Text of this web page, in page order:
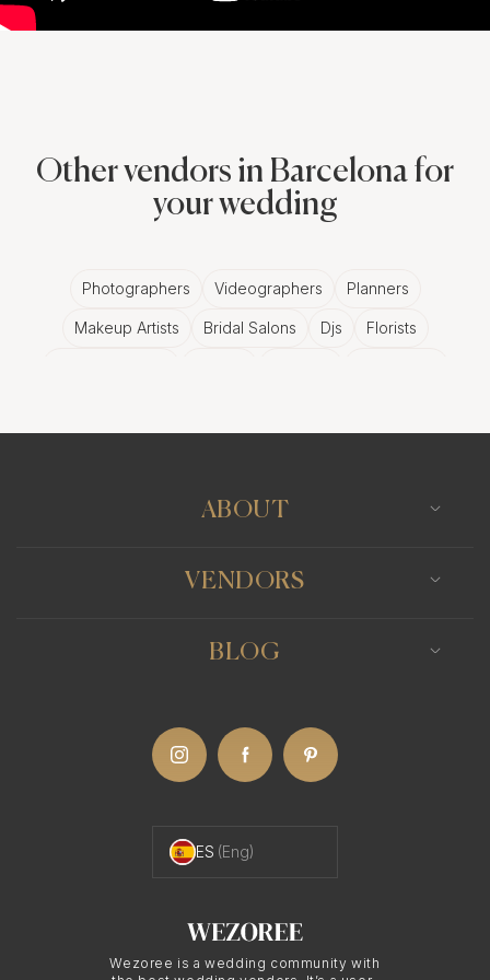
Other vendors in Barcelona for
your wedding
Photographers Videographers Planners
Makeup Artists Bridal Salons Djs Florists
Wezoree is a wedding community with
ABOUT
VENDORS
BLOG
ES (Eng)